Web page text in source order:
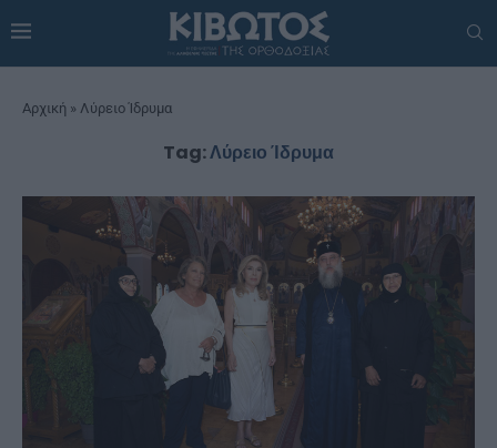
Αρχική » Λύρειο Ίδρυμα
Tag:Λύρειο Ίδρυμα